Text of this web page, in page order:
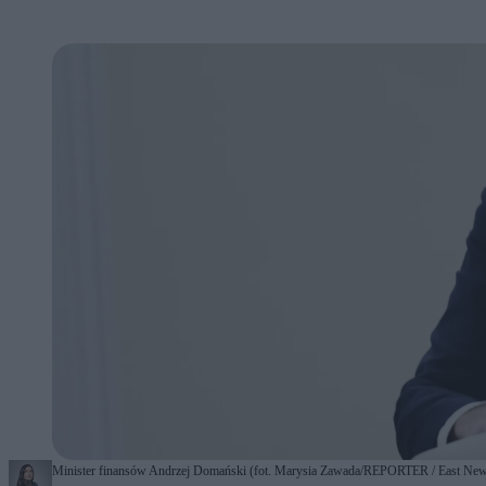
Minister finansów Andrzej Domański (fot. Marysia Zawada/REPORTER / East